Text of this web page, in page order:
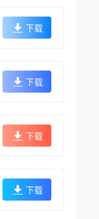
下载
下载
下载
下载